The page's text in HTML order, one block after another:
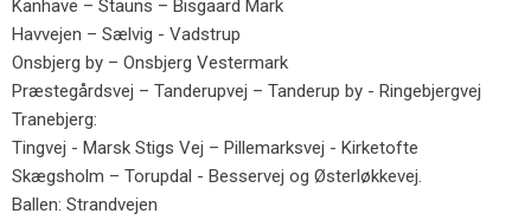
Kanhave – Stauns – Bisgaard Mark
Havvejen – Sælvig - Vadstrup
Onsbjerg by – Onsbjerg Vestermark
Præstegårdsvej – Tanderupvej – Tanderup by - Ringebjergvej
Tranebjerg:
Tingvej - Marsk Stigs Vej – Pillemarksvej - Kirketofte
Skægsholm – Torupdal - Besservej og Østerløkkevej.
Ballen: Strandvejen